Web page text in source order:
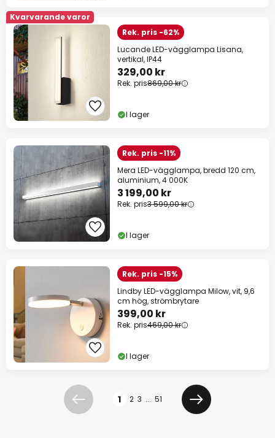
Kvarvarande varor
Rek. pris -62%
Lucande LED-vägglampa Lisana,
vertikal, IP44
329,00 kr
Rek. pris869,00 kr
I lager
Rek. pris -11%
Mera LED-vägglampa, bredd 120 cm,
aluminium, 4 000K
3 199,00 kr
Rek. pris3 599,00 kr
I lager
Rek. pris -15%
Lindby LED-vägglampa Milow, vit, 9,6
cm hög, strömbrytare
399,00 kr
Rek. pris469,00 kr
I lager
Föregående
1 2 3 ... 51
Nästa